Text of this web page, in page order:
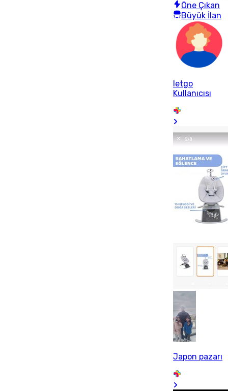
Öne Çıkan
Büyük İlan
letgo
Kullanıcısı
Japon pazarı